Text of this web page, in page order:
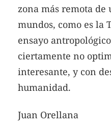
zona más remota de
mundos, como es la
ensayo
ciertamente no
interesante, y con
humanidad.
Juan Orellana